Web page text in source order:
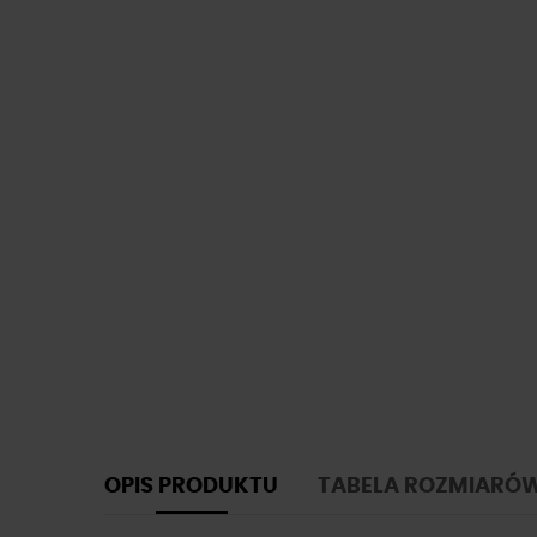
OPIS PRODUKTU TABELA